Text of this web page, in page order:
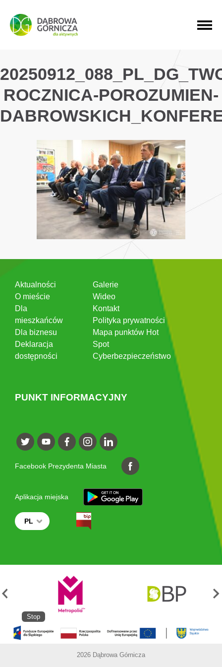
PRZEJDŹ DO MENU GŁÓWNEGO
PRZEJDŹ DO WYSZUKIWARKI
PRZEJDŹ DO TREŚCI
ROCZNICA-POROZUMIEN-
Aktualności
O mieście
Dla
mieszkańców
Dla biznesu
Deklaracja
dostępności
Galerie
Wideo
Kontakt
Polityka prywatności
Mapa punktów Hot
Spot
Cyberbezpieczeństwo
PUNKT INFORMACYJNY
Facebook Prezydenta Miasta
Aplikacja miejska
PL
Stop
2026 Dąbrowa Górnicza